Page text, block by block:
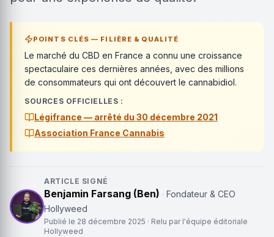
POINTS CLÉS — FILIÈRE & QUALITÉ
Le marché du CBD en France a connu une croissance
spectaculaire ces dernières années, avec des millions
de consommateurs qui ont découvert le cannabidiol.
SOURCES OFFICIELLES :
Légifrance — arrêté du 30 décembre 2021
Association France Cannabis
ARTICLE SIGNÉ
Benjamin Farsang (Ben) · Fondateur & CEO
Hollyweed
Publié le 28 décembre 2025 · Relu par l'équipe éditoriale
Hollyweed